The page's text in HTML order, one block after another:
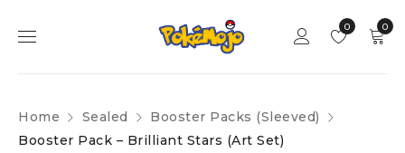
0
0
Home Sealed
Booster Packs (Sleeved)
Booster Pack – Brilliant Stars (Art Set)